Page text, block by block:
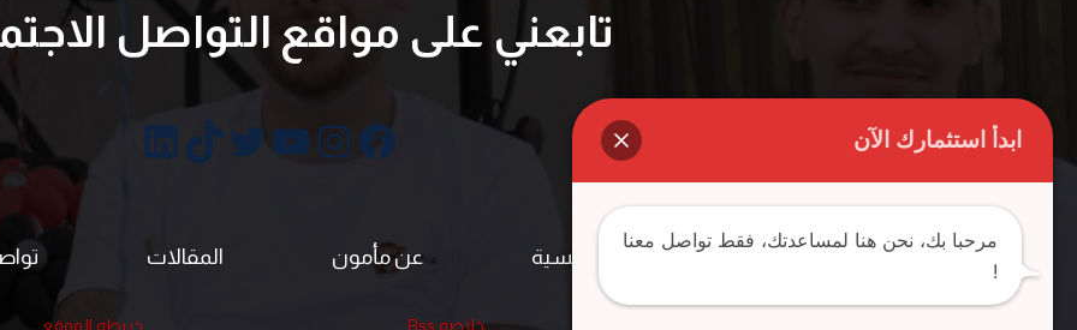
تابعني على مواقع التواصل
فيسبوك
إنستجرام
يوتيوب
تويترتيك توك
لينكد إن
الرئيسية عن مأمون المقالات
خلاصه Rss خريطه الموقع
ابدأ استثمارك الآن
مرحبا بك، نحن هنا لمساعدتك، فقط تواصل معنا
!